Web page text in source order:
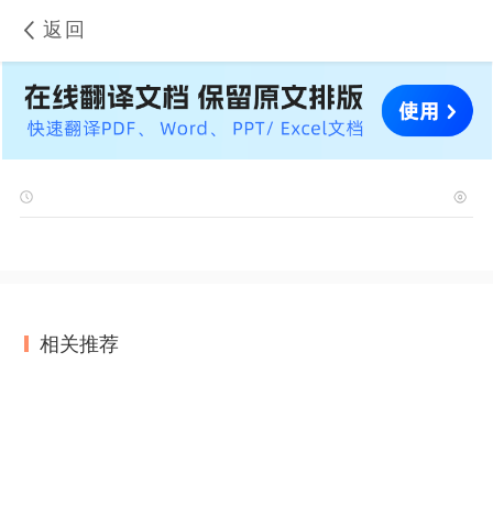
返回
相关推荐